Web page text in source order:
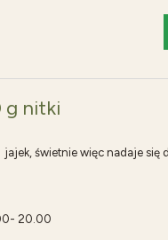
g nitki
świetnie więc nadaje się
20.00